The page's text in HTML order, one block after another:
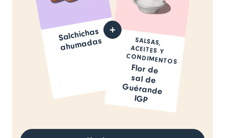
Salchichas
ahu
madas SALSAS,
ACEITES Y
CONDIMENTOS
Flor de
sal de
Guérande
IGP